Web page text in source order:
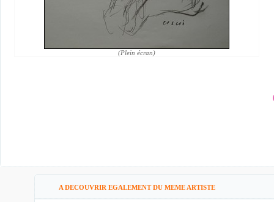
(Plein écran)
A DECOUVRIR EGALEMENT DU MEME ARTISTE